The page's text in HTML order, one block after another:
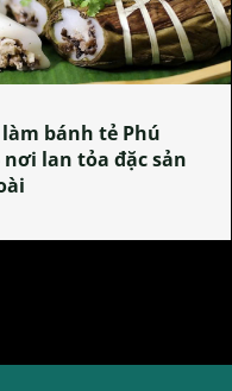
bánh tẻ Phú
nơi lan tỏa đặc sản